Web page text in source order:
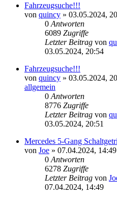
Fahrzeugsuche!!!
von quincy » 03.05.2024,
0 Antworten
6089 Zugriffe
Letzter Beitrag von
03.05.2024, 20:54
Fahrzeugsuche!!!
von quincy » 03.05.2024,
allgemein
0 Antworten
8776 Zugriffe
Letzter Beitrag von
03.05.2024, 20:51
Mercedes 5-Gang
von Joe » 07.04.2024, 14:49
0 Antworten
6278 Zugriffe
Letzter Beitrag von
07.04.2024, 14:49